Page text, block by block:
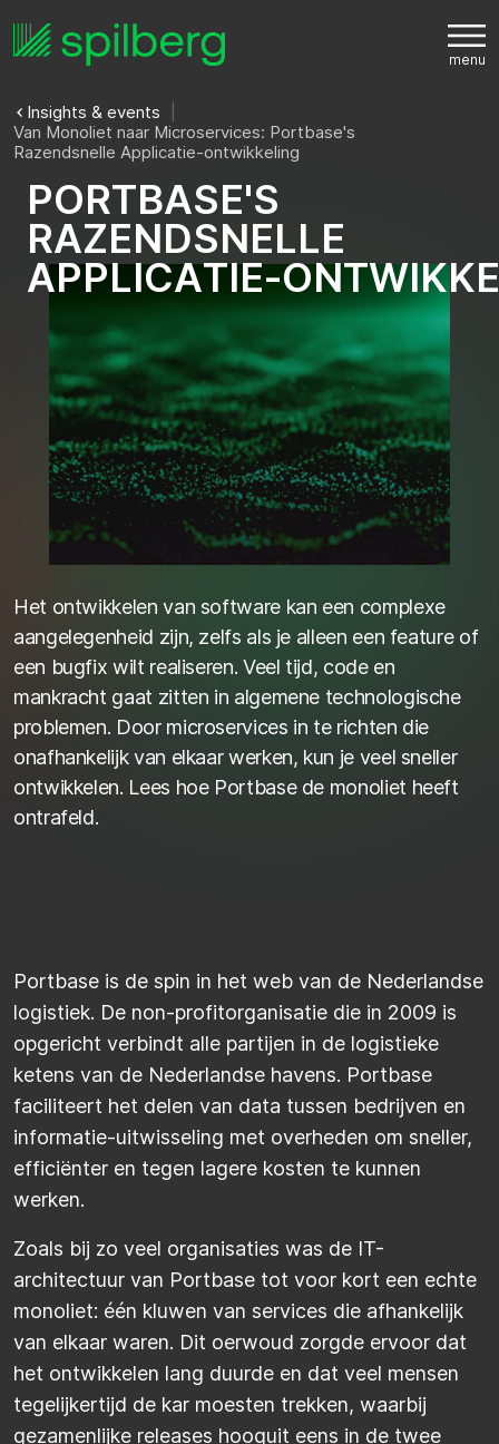
Insights & events
Van Monoliet naar Microservices: Portbase's
Razendsnelle Applicatie-ontwikkeling
PORTBASE'S
RAZENDSNELLE
APPLICATIE-ONTWIKKE
Het ontwikkelen van software kan een complexe
aangelegenheid zijn, zelfs als je alleen een feature of
een bugfix wilt realiseren. Veel tijd, code en
mankracht gaat zitten in algemene technologische
problemen. Door microservices in te richten die
onafhankelijk van elkaar werken, kun je veel sneller
ontwikkelen. Lees hoe Portbase de monoliet heeft
ontrafeld.
Portbase is de spin in het web van de Nederlandse
logistiek. De non-profitorganisatie die in 2009 is
opgericht verbindt alle partijen in de logistieke
ketens van de Nederlandse havens. Portbase
faciliteert het delen van data tussen bedrijven en
informatie-uitwisseling met overheden om sneller,
efficiënter en tegen lagere kosten te kunnen
werken.
Zoals bij zo veel organisaties was de IT-
architectuur van Portbase tot voor kort een echte
monoliet: één kluwen van services die afhankelijk
van elkaar waren. Dit oerwoud zorgde ervoor dat
het ontwikkelen lang duurde en dat veel mensen
tegelijkertijd de kar moesten trekken, waarbij
gezamenlijke releases hooguit eens in de twee